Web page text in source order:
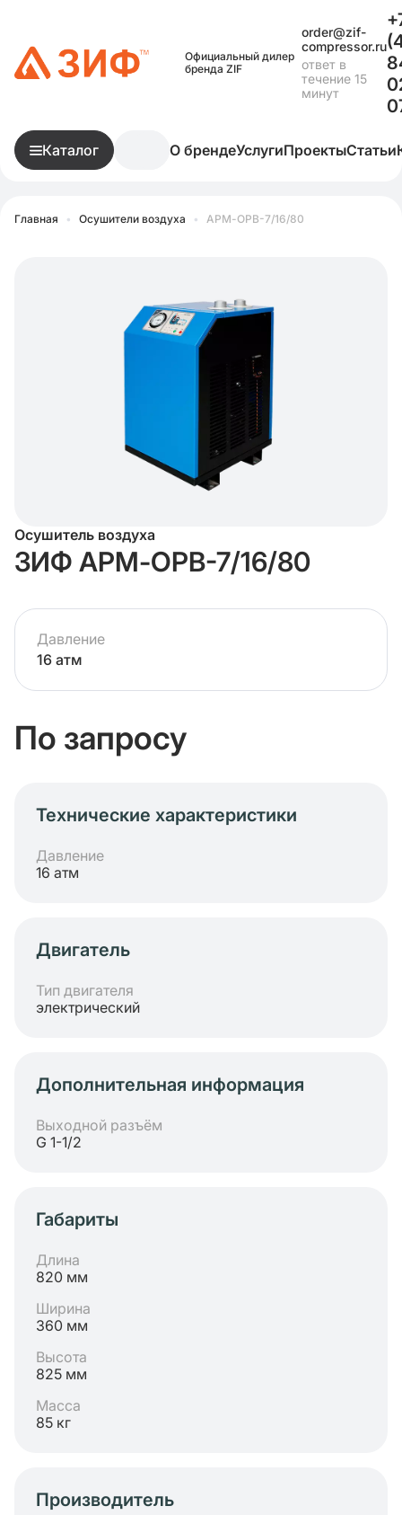
Официальный дилер
бренда ZIF
order@zif-
compressor.ru
ответ в
течение 15
минут
Каталог О брендеУслугиПроектыСтатьи
Главная • Осушители воздуха • АРМ-ОРВ-7/16/80
Осушитель воздуха
ЗИФ АРМ-ОРВ-7/16/80
Давление
16 атм
По запросу
Технические характеристики
Давление
16 атм
Двигатель
Тип двигателя
электрический
Дополнительная информация
Выходной разъём
G 1-1/2
Габариты
Длина
820 мм
Ширина
360 мм
Высота
825 мм
Масса
85 кг
Производитель